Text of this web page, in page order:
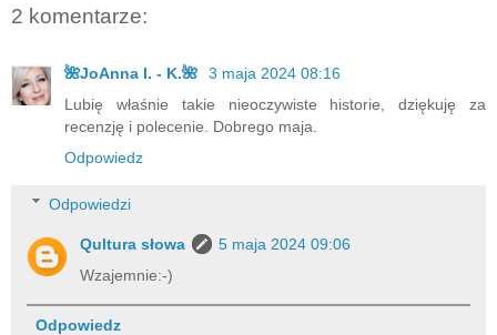
2 komentarze:
🌺JoAnna I. - K.🌺
3 maja 2024 08:16
Lubię właśnie takie nieoczywiste historie, dziękuję za
recenzję i polecenie. Dobrego maja.
Odpowiedz
Odpowiedzi
Qultura słowa
5 maja 2024 09:06
Wzajemnie:-)
Odpowiedz